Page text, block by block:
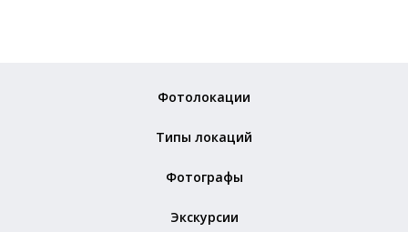
Фотолокации
Типы локаций
Фотографы
Экскурсии